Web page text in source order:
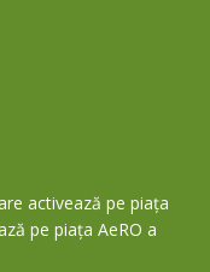
activează pe piața
pe piața AeRO a